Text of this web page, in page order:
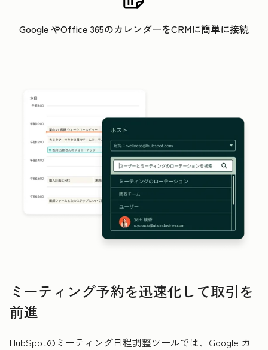
Google やOffice 365のカレンダーをCRMに簡単に接続
ミーティング予約を迅速化して取引を
前進
HubSpotのミーティング日程調整ツールでは、Google カ